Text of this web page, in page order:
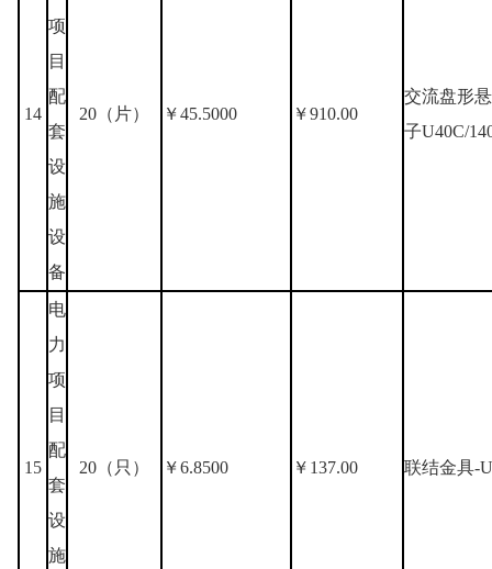
14
项
目
配
套
设
施
设
备
20（片） ￥45.5000 ￥910.00
交流盘形
子U40C/
15
电
力
项
目
配
套
设
施
20（只） ￥6.8500 ￥137.00 联结金具-